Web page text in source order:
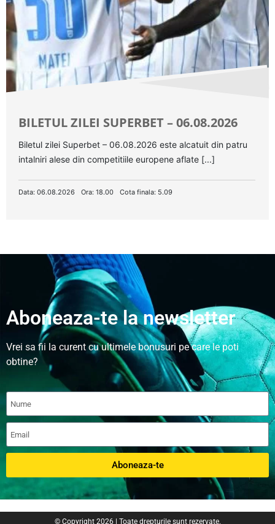
BILETUL ZILEI SUPERBET – 06.08.2026
Biletul zilei Superbet – 06.08.2026 este alcatuit din patru
intalniri alese din competitiile europene aflate [...]
Data: 06.08.2026 Ora: 18.00 Cota finala: 5.09
Aboneaza-te la newsletter
Vrei sa fii la curent cu ultimele bonusuri pe care le poti
obtine?
Aboneaza-te
© Copyright 2026 | Toate drepturile sunt rezervate.